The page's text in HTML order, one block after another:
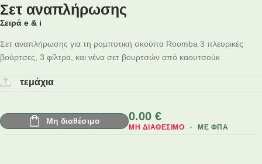
Σετ αναπλήρωσης
Σειρά e & i
Σετ αναπλήρωσης για τη ρομποτική σκούπα Roomba 3 πλευρικές
βούρτσες, 3 φίλτρα, και νένα σετ βουρτσών από καουτσούκ
τεμάχια
Μη διαθέσιμο 0.00 €
ΜΕ ΦΠΑ
ΜΗ ΔΙΑΘΈΣΙΜΟ